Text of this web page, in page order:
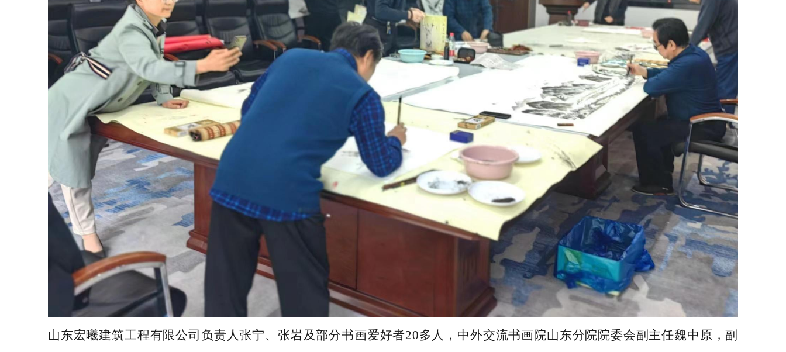
山东宏曦建筑工程有限公司负责人张宁、张岩及部分书画爱好者20多人， 中外交流书画院山东分院院委会副主任魏中原，副